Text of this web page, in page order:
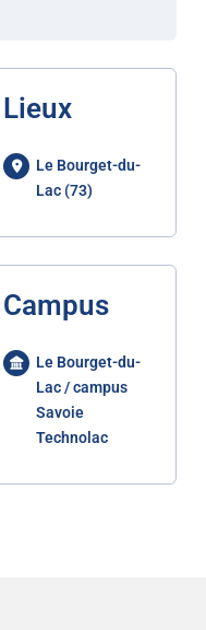
Lieux
Le Bourget-du-
Lac (73)
Campus
Le Bourget-du-
Lac / campus
Savoie
Technolac